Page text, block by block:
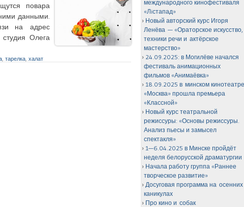
повара
данными.
на адрес
студия Олега
тарелка халат
международного кинофестиваля
«Лiстапад»
Новый авторский курс Игоря
Ленёва — «Ораторское искусство,
техники речи и актёрское
мастерство»
24.09.2025: в Могилёве начался
фестиваль анимационных
фильмов «Анимаёвка»
18.09.2025 в минском
«Москва» прошла премьера
«Классной»
Новый курс театральной
режиссуры: «Основы режиссуры.
Анализ пьесы и замысел
спектакля»
1—6.04.2025 в Минске пройдёт
неделя белорусской драматургии
Начала работу группа «Раннее
творческое развитие»
Досуговая программа на осенних
каникулах
Про кино и собак